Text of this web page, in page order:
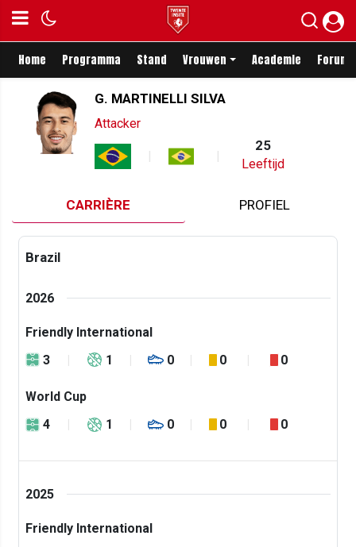
Home Programma Stand Vrouwen Academie Forum
G. MARTINELLI SILVA
Attacker
25
Leeftijd
CARRIÈRE PROFIEL
Brazil
2026
Friendly International
3
1 0 0 0
World Cup
4
1 0 0 0
2025
Friendly International